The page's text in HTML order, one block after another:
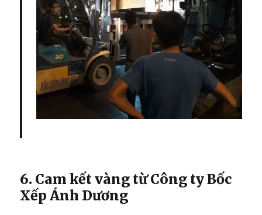
6. Cam kết vàng từ Công ty Bốc
Xếp Ánh Dương